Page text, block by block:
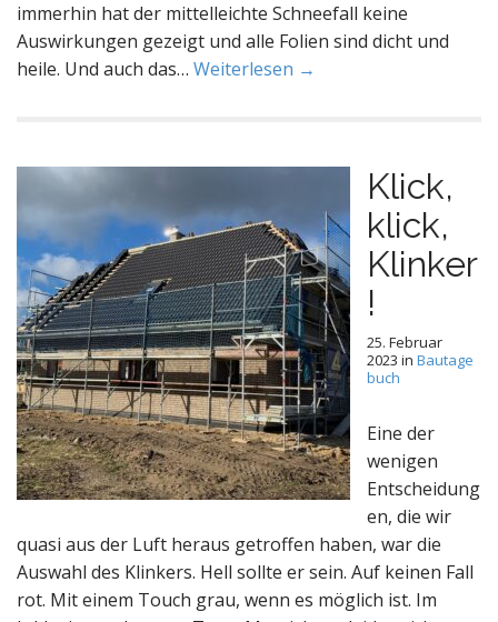
immerhin hat der mittelleichte Schneefall keine
Auswirkungen gezeigt und alle Folien sind dicht und
heile. Und auch das… Weiterlesen →
Klick,
klick,
Klinker
!
25. Februar
2023 in Bautage
buch
Eine der
wenigen
Entscheidung
en, die wir
quasi aus der Luft heraus getroffen haben, war die
Auswahl des Klinkers. Hell sollte er sein. Auf keinen Fall
rot. Mit einem Touch grau, wenn es möglich ist. Im